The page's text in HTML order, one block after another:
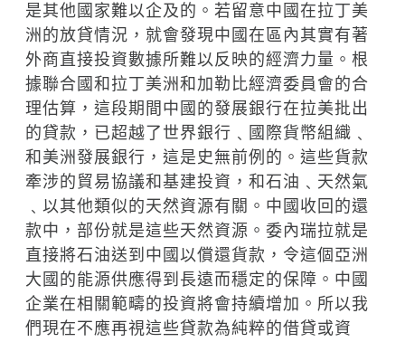
是其他國家難以企及的。若留意中國在拉丁美
洲的放貸情況，就會發現中國在區內其實有著
外商直接投資數據所難以反映的經濟力量。根
據聯合國和拉丁美洲和加勒比經濟委員會的合
理估算，這段期間中國的發展銀行在拉美批出
的貸款，已超越了世界銀行﹑國際貨幣組織﹑
和美洲發展銀行，這是史無前例的。這些貨款
牽涉的貿易協議和基建投資，和石油﹑天然氣
﹑以其他類似的天然資源有關。中國收回的還
款中，部份就是這些天然資源。委內瑞拉就是
直接將石油送到中國以償還貨款，令這個亞洲
大國的能源供應得到長遠而穩定的保障。中國
企業在相關範疇的投資將會持續增加。所以我
們現在不應再視這些貸款為純粹的借貸或資